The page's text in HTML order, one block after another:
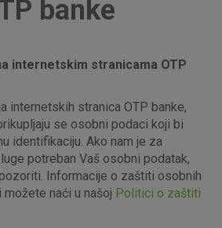
banke
internetskim stranicama OTP
internetskih stranica OTP banke,
se osobni podaci koji bi
identifikaciju. Ako nam je za
potreban Vaš osobni podatak,
Informacije o zaštiti osobnih
naći u našoj Politici o zaštiti